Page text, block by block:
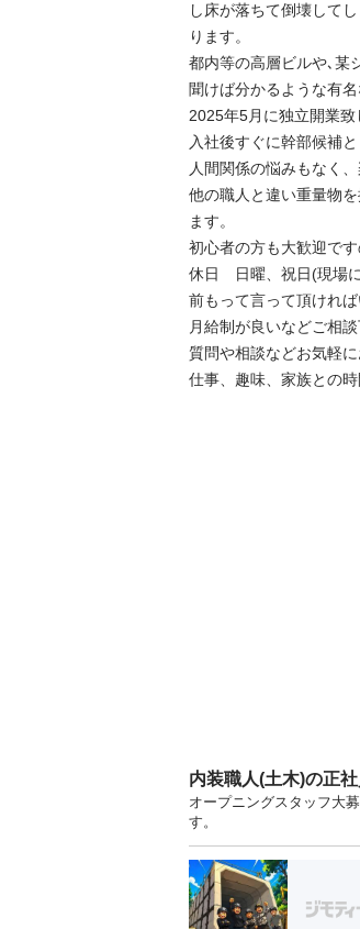
し床が落ちて倒壊して
ります。
都内等の高層ビルや､某
聞けば分かるような有
2025年5月に独立開業致
入社後すぐに幹部候補
人間関係の悩みもなく
他の職人と違い重量物
ます。
初心者の方も大歓迎で
休日　日曜、祝日(現場
前もって言って頂けれ
月給制が良いなどご相談
質問や相談などお気軽
仕事、趣味、家族との
内装職人(土木)の正
オープニングスタッフ大
す。